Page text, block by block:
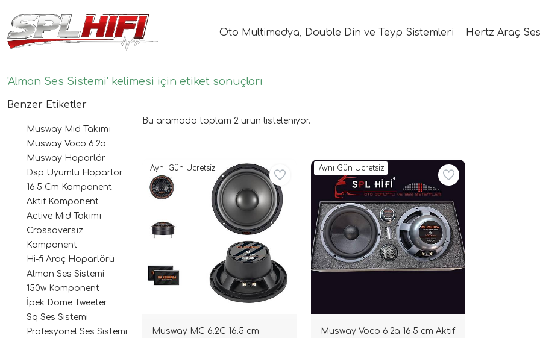
Oto Multimedya, Double Din ve Teyp Sistemleri Hertz Araç
'Alman Ses Sistemi' kelimesi için etiket sonuçları
Benzer Etiketler
Musway Mid Takımı
Musway Voco 6.2a
Musway Hoparlör
Dsp Uyumlu Hoparlör
16.5 Cm Komponent
Aktif Komponent
Active Mid Takımı
Crossoversız
Komponent
Hi-fi Araç Hoparlörü
Alman Ses Sistemi
150w Komponent
İpek Dome Tweeter
Sq Ses Sistemi
Profesyonel Ses Sistemi
Bu aramada toplam 2 ürün listeleniyor.
Musway MC 6.2C 16.5 cm
Aynı Gün Ücretsiz
Musway Voco 6.2a 16.5 cm Aktif
Aynı Gün Ücretsiz